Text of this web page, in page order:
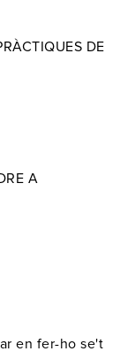
DE
A
en fer-ho se't